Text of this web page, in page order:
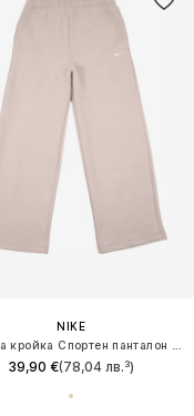
NIKE
39,90 €(78,04 лв.³)